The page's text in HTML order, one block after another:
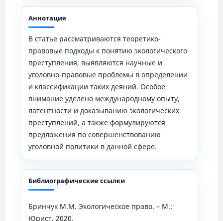
Аннотация
В статье рассматриваются теоретико-
правовые подходы к понятию экологического
преступления, выявляются научные и
уголовно-правовые проблемы в определении
и классификации таких деяний. Особое
внимание уделено международному опыту,
латентности и доказыванию экологических
преступлений, а также формулируются
предложения по совершенствованию
уголовной политики в данной сфере.
Библиографические ссылки
Бринчук М.М. Экологическое право. – М.:
Юрист, 2020.